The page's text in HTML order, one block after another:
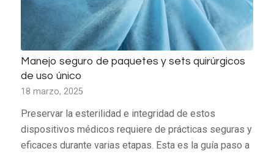
Manejo seguro de paquetes y sets quirúrgicos
de uso único
18 marzo, 2025
Preservar la esterilidad e integridad de estos
dispositivos médicos requiere de prácticas seguras y
eficaces durante varias etapas. Esta es la guía paso a